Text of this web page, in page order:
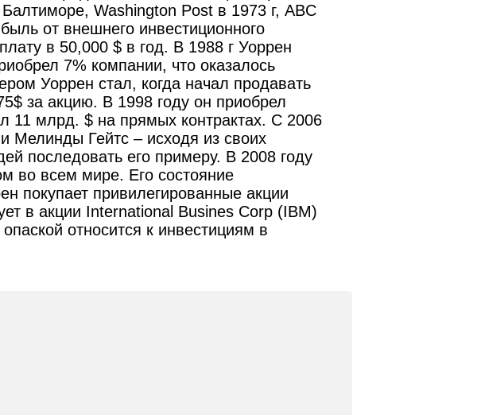
Washington Post в 1973 г, ABC
от внешнего инвестиционного
в 50,000 $ в год. В 1988 г Уоррен
7% компании, что оказалось
Уоррен стал, когда начал продавать
за акцию. В 1998 году он приобрел
11 млрд. $ на прямых контрактах. С 2006
Мелинды Гейтс – исходя из своих
последовать его примеру. В 2008 году
во всем мире. Его состояние
покупает привилегированные акции
в акции International Busines Corp (IBM)
относится к инвестициям в